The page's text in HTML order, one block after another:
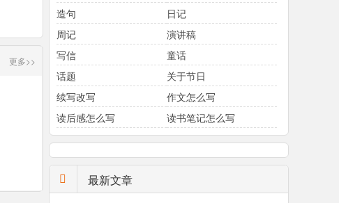
更多>>
造句
日记
周记
演讲稿
写信
童话
话题
关于节日
续写改写
作文怎么写
读后感怎么写
读书笔记怎么写
最新文章